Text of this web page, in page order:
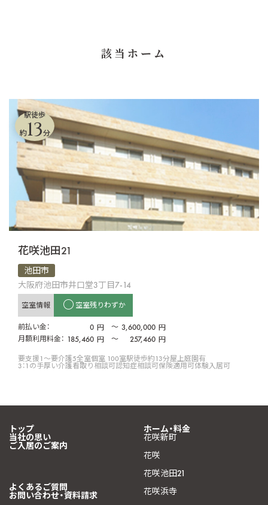
該当ホーム
駅徒歩
約13分
花咲池田21
池田市
大阪府池田市井口堂3丁目7-14
空室情報 空室残りわずか
前払い金： 0 円 〜 3,600,000 円
月額利用料金： 185,460 円 〜 257,460 円
要支援1〜要介護5全室個室 100室駅徒歩約13分屋上庭園有
3：1の手厚い介護看取り相談可認知症相談可保険適用可体験入居可
トップ
当社の思い
ご入居のご案内
ホーム・料金
花咲新町
花咲
花咲池田21
花咲浜寺
よくあるご質問
お問い合わせ・資料請求